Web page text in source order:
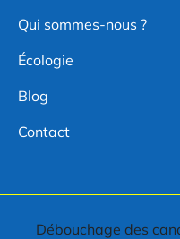
Qui sommes-nous ?
Écologie
Blog
Contact
Débouchage des